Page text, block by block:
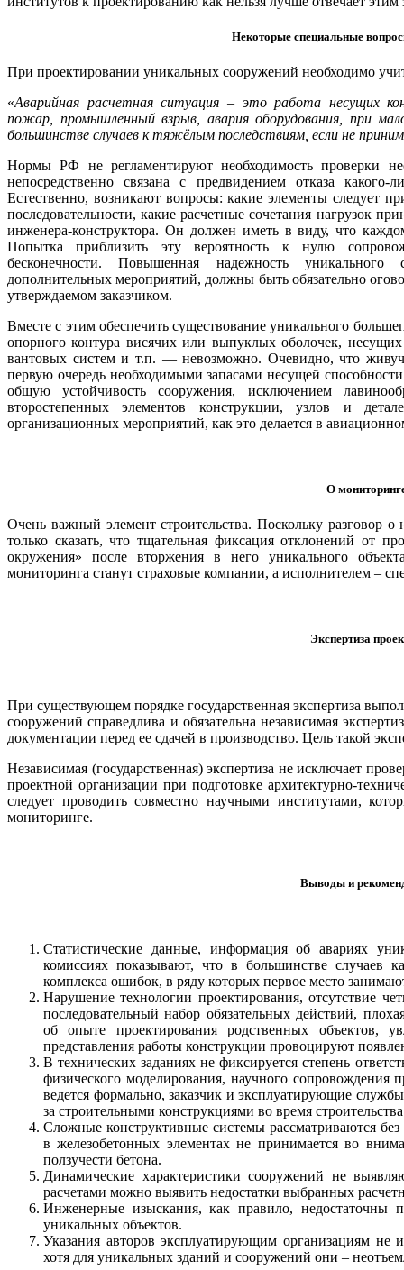
Некоторые специальные
При проектировании уникальных сооружений необходимо
«Аварийная расчетная ситуация – это работа несущих
пожар, промышленный взрыв, авария оборудования, при
большинстве случаев к тяжёлым последствиям, если не
Нормы РФ не регламентируют необходимость проверки
непосредственно связана с предвидением отказа
Естественно, возникают вопросы: какие элементы следует
последовательности, какие расчетные сочетания нагрузок
инженера-конструктора. Он должен иметь в виду, что
Попытка приблизить эту вероятность к нулю
бесконечности. Повышенная надежность
дополнительных мероприятий, должны быть обязательно
утверждаемом заказчиком.
Вместе с этим обеспечить существование уникального
опорного контура висячих или выпуклых оболочек,
вантовых систем и т.п. — невозможно. Очевидно, что
первую очередь необходимыми запасами несущей
общую устойчивость сооружения, исключением
второстепенных элементов конструкции, узлов и
организационных мероприятий, как это делается в
О
Очень важный элемент строительства. Поскольку разговор
только сказать, что тщательная фиксация отклонений от
окружения» после вторжения в него уникального
мониторинга станут страховые компании, а исполнителем –
Экспертиза
При существующем порядке государственная экспертиза
сооружений справедлива и обязательна независимая
документации перед ее сдачей в производство. Цель такой
Независимая (государственная) экспертиза не исключает
проектной организации при подготовке архитектурно-
следует проводить совместно научными институтами,
мониторинге.
Выводы и
Статистические данные, информация об авариях
комиссиях показывают, что в большинстве случаев
комплекса ошибок, в ряду которых первое место
Нарушение технологии проектирования, отсутствие
последовательный набор обязательных действий,
об опыте проектирования родственных объектов,
представления работы конструкции провоцируют
В технических заданиях не фиксируется степень
физического моделирования, научного сопровождения
ведется формально, заказчик и эксплуатирующие
за строительными конструкциями во время
Сложные конструктивные системы рассматриваются
в железобетонных элементах не принимается во
ползучести бетона.
Динамические характеристики сооружений не
расчетами можно выявить недостатки выбранных
Инженерные изыскания, как правило, недостаточны
уникальных объектов.
Указания авторов эксплуатирующим организациям не
хотя для уникальных зданий и сооружений они –